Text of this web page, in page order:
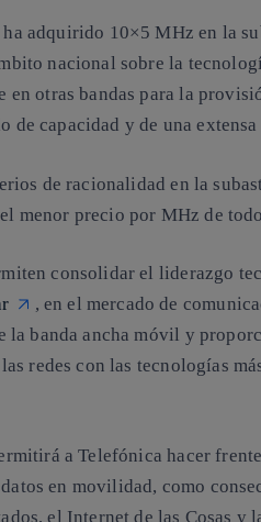
adquirido 10×5 MHz en la
nacional sobre la
en otras bandas para la
de capacidad y de una
de racionalidad en la
menor precio por MHz de
consolidar el liderazgo
, en el mercado de
la banda ancha móvil y
redes con las tecnologías
a Telefónica hacer
en movilidad, como
el Internet de las Cosas y